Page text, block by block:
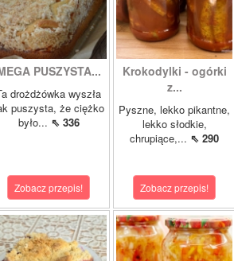
PUSZYSTA...
drożdżówka wyszła
puszysta, że ciężko
było... ⇖ 336
Zobacz przepis!
Krokodylki - ogórki
z...
Pyszne, lekko pikantne,
lekko słodkie,
chrupiące,... ⇖ 290
Zobacz przepis!